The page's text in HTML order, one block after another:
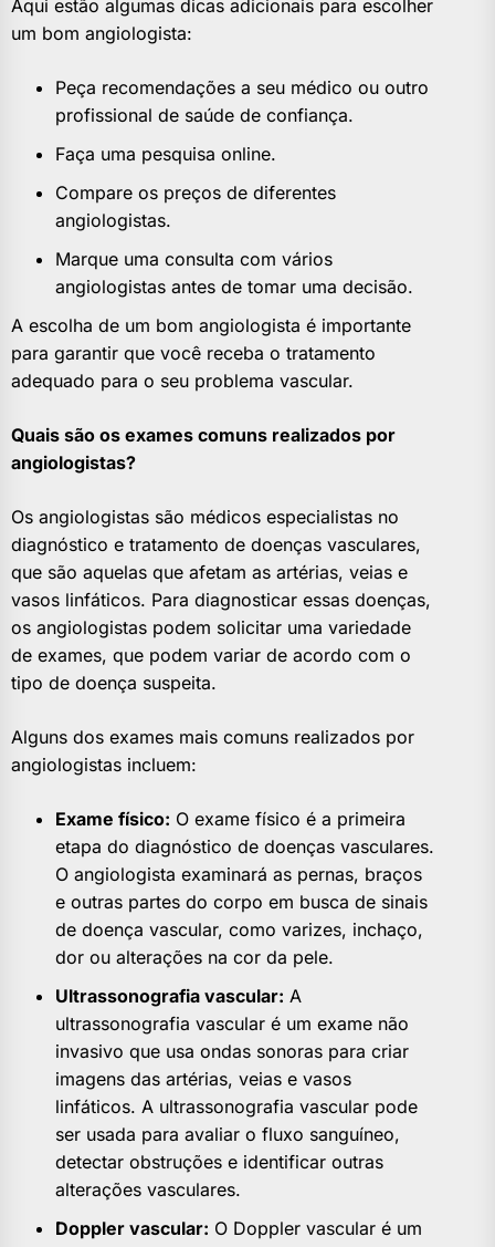
Aqui estão algumas dicas adicionais para escolher
um bom angiologista:
Peça recomendações a seu médico ou outro
profissional de saúde de confiança.
Faça uma pesquisa online.
Compare os preços de diferentes
angiologistas.
Marque uma consulta com vários
angiologistas antes de tomar uma decisão.
A escolha de um bom angiologista é importante
para garantir que você receba o tratamento
adequado para o seu problema vascular.
Quais são os exames comuns realizados por
angiologistas?
Os angiologistas são médicos especialistas no
diagnóstico e tratamento de doenças vasculares,
que são aquelas que afetam as artérias, veias e
vasos linfáticos. Para diagnosticar essas doenças,
os angiologistas podem solicitar uma variedade
de exames, que podem variar de acordo com o
tipo de doença suspeita.
Alguns dos exames mais comuns realizados por
angiologistas incluem:
Exame físico: O exame físico é a primeira
etapa do diagnóstico de doenças vasculares.
O angiologista examinará as pernas, braços
e outras partes do corpo em busca de sinais
de doença vascular, como varizes, inchaço,
dor ou alterações na cor da pele.
Ultrassonografia vascular: A
ultrassonografia vascular é um exame não
invasivo que usa ondas sonoras para criar
imagens das artérias, veias e vasos
linfáticos. A ultrassonografia vascular pode
ser usada para avaliar o fluxo sanguíneo,
detectar obstruções e identificar outras
alterações vasculares.
Doppler vascular: O Doppler vascular é um